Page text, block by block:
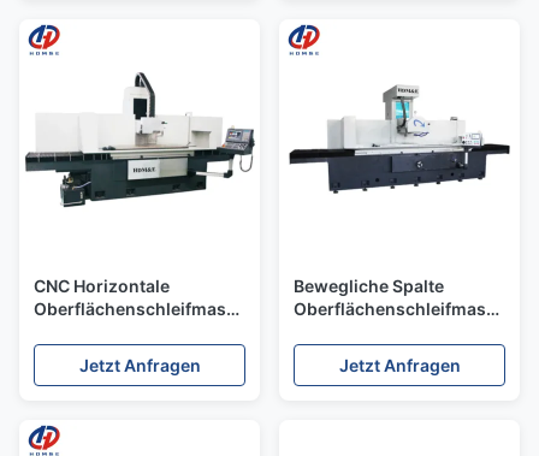
CNC Horizontale
Oberflächenschleifmaschine
AHD/MSI/CNC
Hochpräzision 3 Achsen
Oberflächenschleifmaschine
Jetzt Anfragen
Bewegliche Spalte
Oberflächenschleifmaschine
Programmsteuerung
Oberflächenschleifmaschine
Jetzt Anfragen